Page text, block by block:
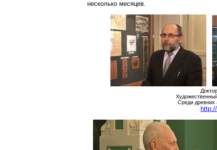
несколько месяцев.
Среди древних